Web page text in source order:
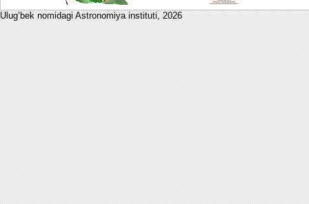
Ulug’bek nomidagi Astronomiya instituti,2026